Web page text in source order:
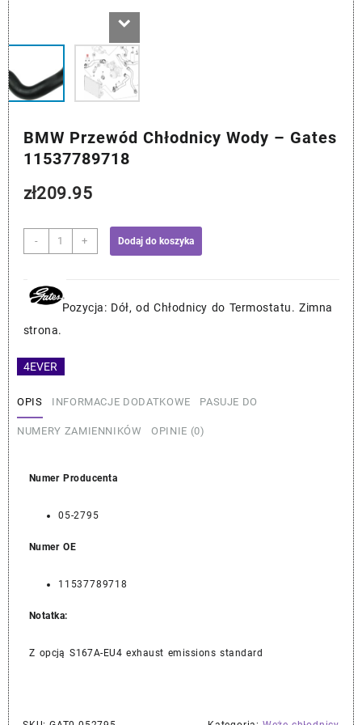
4EVER
BMW Przewód Chłodnicy Wody – Gates
11537789718
zł209.95
-
ilość
BMW
Chłodnicy
Wody
Gates
+ Dodaj do koszyka
Pozycja: Dół, od Chłodnicy do Termostatu. Zimna
strona.
OPIS INFORMACJE DODATKOWE PASUJE DO
NUMERY ZAMIENNIKÓW OPINIE (0)
Numer Producenta
05-2795
Numer OE
11537789718
Notatka:
Z opcją S167A-EU4 exhaust emissions standard